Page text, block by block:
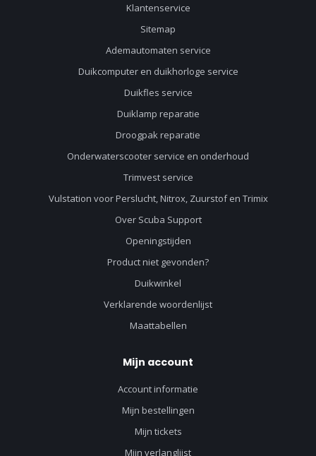
Klantenservice
Sitemap
Ademautomaten service
Duikcomputer en duikhorloge service
Duikfles service
Duiklamp reparatie
Droogpak reparatie
Onderwaterscooter service en onderhoud
Trimvest service
Vulstation voor Perslucht, Nitrox, Zuurstof en Trimix
Over Scuba Support
Openingstijden
Product niet gevonden?
Duikwinkel
Verklarende woordenlijst
Maattabellen
Mijn account
Account informatie
Mijn bestellingen
Mijn tickets
Mijn verlanglijst